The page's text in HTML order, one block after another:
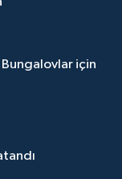
için